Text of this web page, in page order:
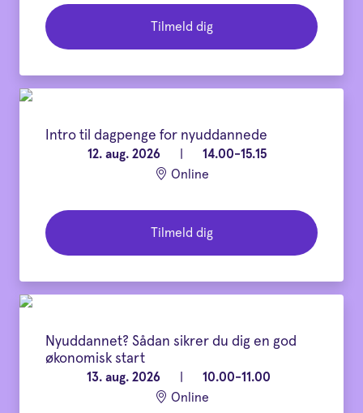
Tilmeld dig
Intro til dagpenge for nyuddannede
12. aug. 2026
14.00-15.15
Online
Tilmeld dig
Nyuddannet? Sådan sikrer du dig en god
økonomisk start
13. aug. 2026
10.00-11.00
Online